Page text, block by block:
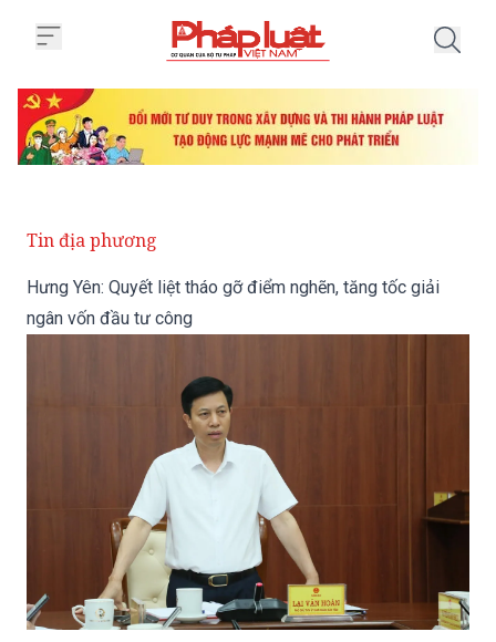
Tin địa phương
Hưng Yên: Quyết liệt tháo gỡ điểm nghẽn, tăng tốc giải
ngân vốn đầu tư công